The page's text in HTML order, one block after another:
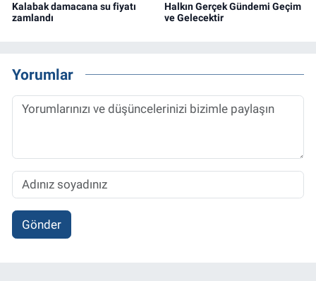
Kalabak damacana su fiyatı
zamlandı
Halkın Gerçek Gündemi Geçim
ve Gelecektir
Yorumlar
Gönder